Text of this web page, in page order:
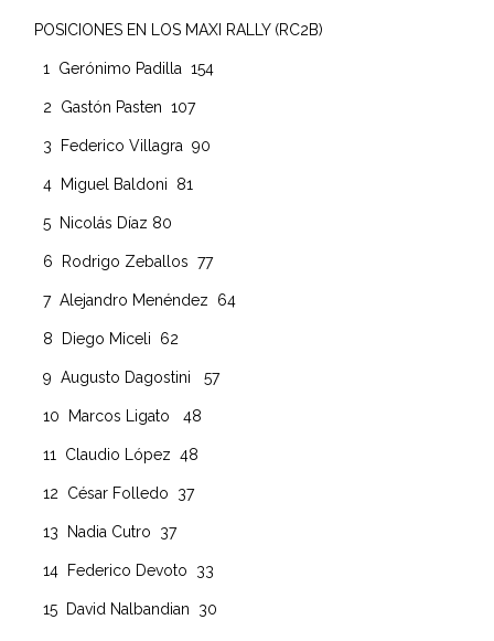
POSICIONES EN LOS MAXI RALLY (RC2B)
1 Gerónimo Padilla 154
2 Gastón Pasten 107
3 Federico Villagra 90
4 Miguel Baldoni 81
5 Nicolás Díaz 80
6 Rodrigo Zeballos 77
7 Alejandro Menéndez 64
8 Diego Miceli 62
9 Augusto Dagostini 57
10 Marcos Ligato 48
11 Claudio López 48
12 César Folledo 37
13 Nadia Cutro 37
14 Federico Devoto 33
15 David Nalbandian 30